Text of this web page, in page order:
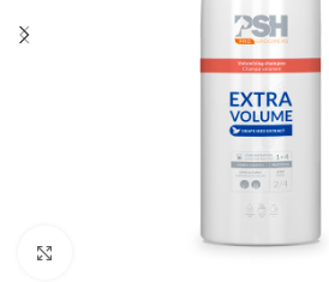
Клацніть, щоб збільшити